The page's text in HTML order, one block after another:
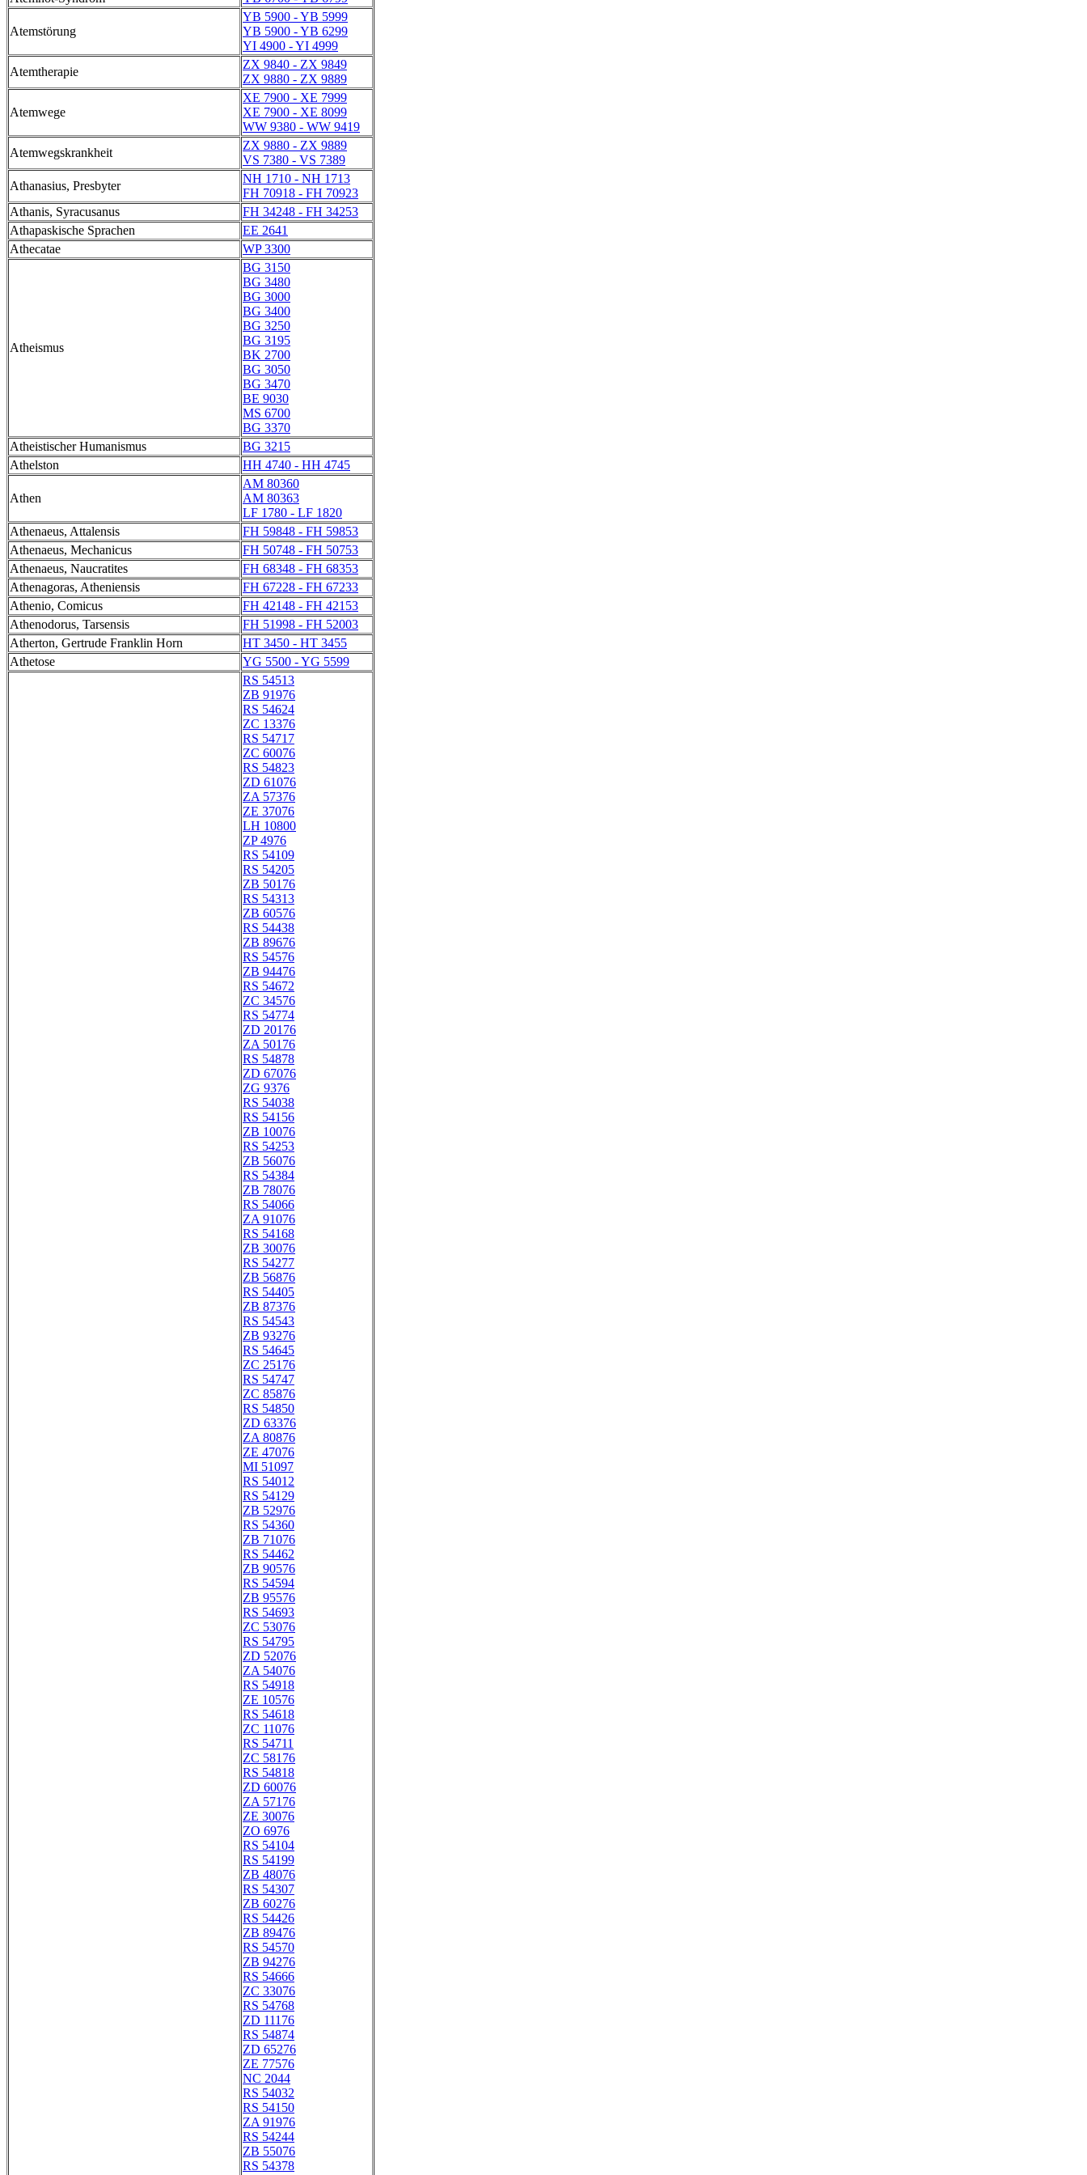
Atemstörung
YB 5900 - YB 5999
YB 5900 - YB 6299
YI 4900 - YI 4999
Atemtherapie
ZX 9840 - ZX 9849
ZX 9880 - ZX 9889
Atemwege
XE 7900 - XE 7999
XE 7900 - XE 8099
WW 9380 - WW 9419
Atemwegskrankheit
ZX 9880 - ZX 9889
VS 7380 - VS 7389
Athanasius, Presbyter
NH 1710 - NH 1713
FH 70918 - FH 70923
Athanis, Syracusanus
FH 34248 - FH 34253
Athapaskische Sprachen
EE 2641
Athecatae
WP 3300
Atheismus
BG 3150
BG 3480
BG 3000
BG 3400
BG 3250
BG 3195
BK 2700
BG 3050
BG 3470
BE 9030
MS 6700
BG 3370
Atheistischer Humanismus
BG 3215
Athelston
HH 4740 - HH 4745
Athen
AM 80360
AM 80363
LF 1780 - LF 1820
Athenaeus, Attalensis
FH 59848 - FH 59853
Athenaeus, Mechanicus
FH 50748 - FH 50753
Athenaeus, Naucratites
FH 68348 - FH 68353
Athenagoras, Atheniensis
FH 67228 - FH 67233
Athenio, Comicus
FH 42148 - FH 42153
Athenodorus, Tarsensis
FH 51998 - FH 52003
Atherton, Gertrude Franklin Horn
HT 3450 - HT 3455
Athetose
YG 5500 - YG 5599
RS 54513
ZB 91976
RS 54624
ZC 13376
RS 54717
ZC 60076
RS 54823
ZD 61076
ZA 57376
ZE 37076
LH 10800
ZP 4976
RS 54109
RS 54205
ZB 50176
RS 54313
ZB 60576
RS 54438
ZB 89676
RS 54576
ZB 94476
RS 54672
ZC 34576
RS 54774
ZD 20176
ZA 50176
RS 54878
ZD 67076
ZG 9376
RS 54038
RS 54156
ZB 10076
RS 54253
ZB 56076
RS 54384
ZB 78076
RS 54066
ZA 91076
RS 54168
ZB 30076
RS 54277
ZB 56876
RS 54405
ZB 87376
RS 54543
ZB 93276
RS 54645
ZC 25176
RS 54747
ZC 85876
RS 54850
ZD 63376
ZA 80876
ZE 47076
MI 51097
RS 54012
RS 54129
ZB 52976
RS 54360
ZB 71076
RS 54462
ZB 90576
RS 54594
ZB 95576
RS 54693
ZC 53076
RS 54795
ZD 52076
ZA 54076
RS 54918
ZE 10576
RS 54618
ZC 11076
RS 54711
ZC 58176
RS 54818
ZD 60076
ZA 57176
ZE 30076
ZO 6976
RS 54104
RS 54199
ZB 48076
RS 54307
ZB 60276
RS 54426
ZB 89476
RS 54570
ZB 94276
RS 54666
ZC 33076
RS 54768
ZD 11176
RS 54874
ZD 65276
ZE 77576
NC 2044
RS 54032
RS 54150
ZA 91976
RS 54244
ZB 55076
RS 54378